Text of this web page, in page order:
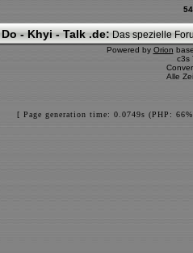
Do - Khyi - Talk .de: Das spezielle
Powered by Orion
c3s
Alle
[ Page generation time: 0.0749s (PHP: